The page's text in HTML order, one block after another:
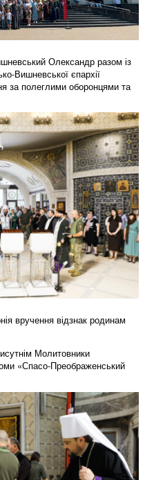
Олександр разом із
Вишневської єпархії
за полеглими оборонцями та
вручення відзнак родинам
Молитовники
«Спасо-Преображенський